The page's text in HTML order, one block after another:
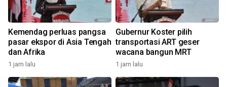
Kemendag perluas pangsa
pasar ekspor di Asia Tengah
dan Afrika
1 jam lalu
Gubernur Koster pilih
transportasi ART geser
wacana bangun MRT
1 jam lalu